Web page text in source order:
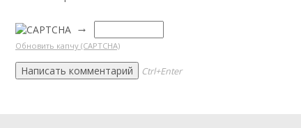
→
Обновить капчу (CAPTCHA)
Ctrl+Enter